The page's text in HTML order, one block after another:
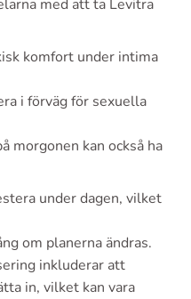
med att ta Levitra
komfort under intima
i förväg för sexuella
morgonen kan också ha
under dagen, vilket
om planerna ändras.
inkluderar att
in, vilket kan vara